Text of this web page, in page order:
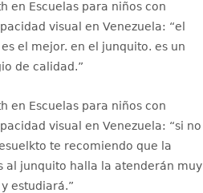
en Escuelas para niños con
visual en Venezuela: “el
el mejor. en el junquito. es un
de calidad.”
en Escuelas para niños con
visual en Venezuela: “si no
te recomiendo que la
al junquito halla la atenderán muy
y estudiará.”